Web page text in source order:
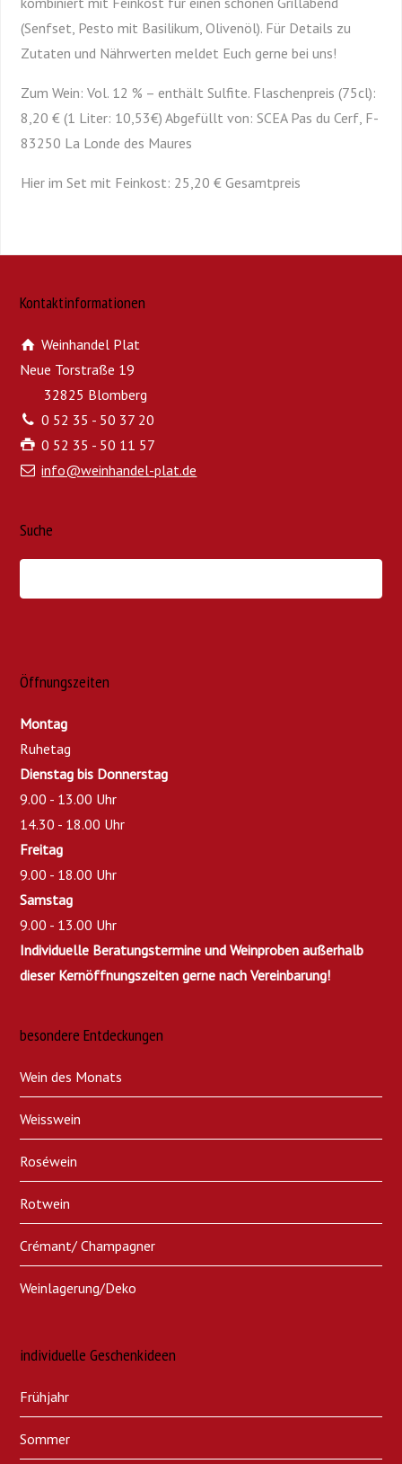
(Senfset, Pesto mit Basilikum, Olivenöl). Für Details zu
Zutaten und Nährwerten meldet Euch gerne bei uns!
Zum Wein: Vol. 12 % – enthält Sulfite. Flaschenpreis (75cl):
8,20 € (1 Liter: 10,53€) Abgefüllt von: SCEA Pas du Cerf, F-
83250 La Londe des Maures
Hier im Set mit Feinkost: 25,20 € Gesamtpreis
Kontaktinformationen
Weinhandel Plat
Neue Torstraße 19
32825 Blomberg
0 52 35 - 50 37 20
0 52 35 - 50 11 57
info@weinhandel-plat.de
Suche
Öffnungszeiten
Montag
Ruhetag
Dienstag bis Donnerstag
9.00 - 13.00 Uhr
14.30 - 18.00 Uhr
Freitag
9.00 - 18.00 Uhr
Samstag
9.00 - 13.00 Uhr
Individuelle Beratungstermine und Weinproben außerhalb
dieser Kernöffnungszeiten gerne nach Vereinbarung!
besondere Entdeckungen
Wein des Monats
Weisswein
Roséwein
Rotwein
Crémant/ Champagner
Weinlagerung/Deko
individuelle Geschenkideen
Frühjahr
Sommer